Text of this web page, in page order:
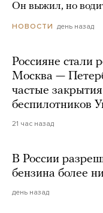
Он выжил, но
НОВОСТИ день назад
Россияне стали
Москва —
частые
беспилотников
21 час назад
В России
бензина более
день назад